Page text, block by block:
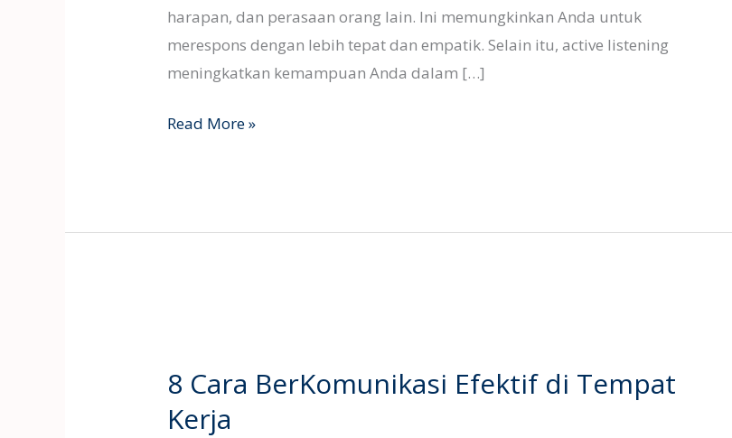
harapan, dan perasaan orang lain. Ini memungkinkan Anda untuk
merespons dengan lebih tepat dan empatik. Selain itu, active listening
meningkatkan kemampuan Anda dalam […]
Read More »
8 Cara BerKomunikasi Efektif di Tempat
Kerja
BerKomunikasi
Efektif